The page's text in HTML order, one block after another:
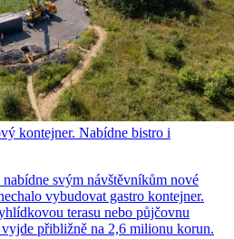
kontejner. Nabídne bistro i
svým návštěvníkům nové
vybudovat gastro kontejner.
terasu nebo půjčovnu
přibližně na 2,6 milionu korun.